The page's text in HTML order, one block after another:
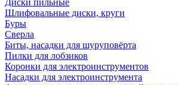
Диски пильные
Шлифовальные диски, круги
Буры
Сверла
Биты, насадки для шуруповёрта
Пилки для лобзиков
Коронки для электроинструментов
Насадки для электроинструмента